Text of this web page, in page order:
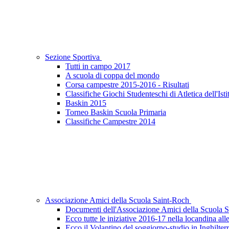
Sezione Sportiva
Tutti in campo 2017
A scuola di coppa del mondo
Corsa campestre 2015-2016 - Risultati
Classifiche Giochi Studenteschi di Atletica
Baskin 2015
Torneo Baskin Scuola Primaria
Classifiche Campestre 2014
Associazione Amici della Scuola Saint-Roch
Documenti dell'Associazione Amici della Scuola
Ecco tutte le iniziative 2016-17 nella locandina